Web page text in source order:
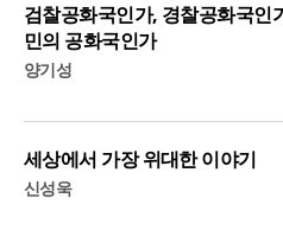
검찰공화국인가, 경찰공화국인
민의 공화국인가
양기성
세상에서 가장 위대한 이야기
신성욱